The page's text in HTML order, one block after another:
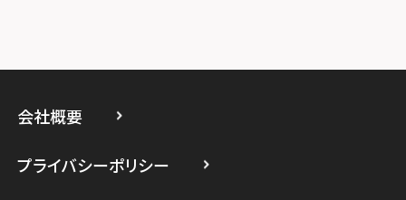
スマホスピタル たまプラーザ駅前
会社概要
プライバシーポリシー